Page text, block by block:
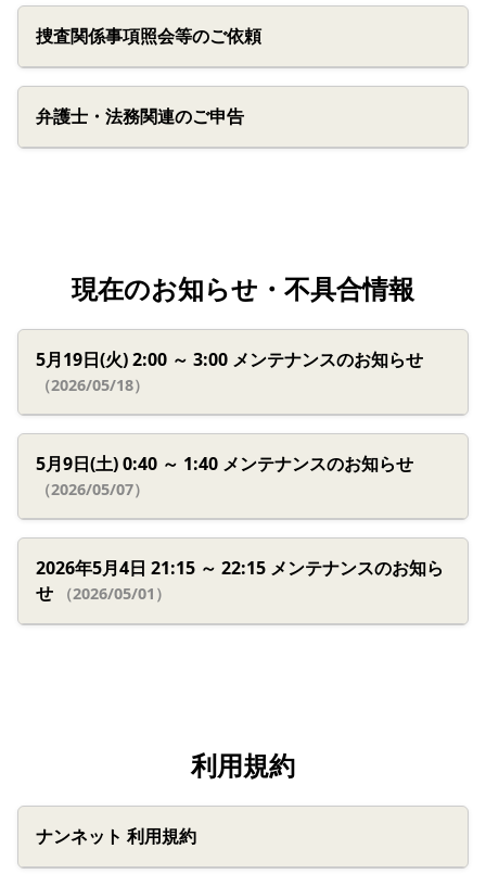
捜査関係事項照会等のご依頼
弁護士・法務関連のご申告
現在のお知らせ・不具合情報
5月19日(火) 2:00 ～ 3:00 メンテナンスのお知らせ
（2026/05/18）
5月9日(土) 0:40 ～ 1:40 メンテナンスのお知らせ
（2026/05/07）
2026年5月4日 21:15 ～ 22:15 メンテナンスのお知ら
せ
（2026/05/01）
利用規約
ナンネット 利用規約